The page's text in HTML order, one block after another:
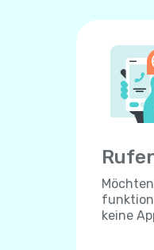
keine